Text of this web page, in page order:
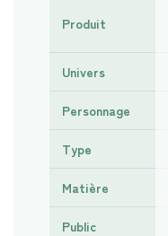
Produit
Univers
Personnage
Type
Matière
Public